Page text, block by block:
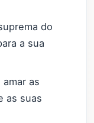
do
a sua
as
as suas